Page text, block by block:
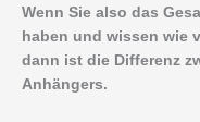
Wenn Sie also das
haben und wissen wie
dann ist die Differenz
Anhängers.